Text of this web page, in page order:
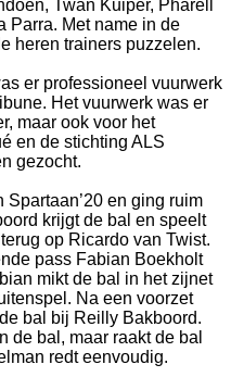
Twan Kuiper, Pharell
Parra. Met name in de
heren trainers puzzelen.
er professioneel vuurwerk
Het vuurwerk was er
maar ook voor het
en de stichting ALS
gezocht.
Spartaan’20 en ging ruim
krijgt de bal en speelt
op Ricardo van Twist.
pass Fabian Boekholt
mikt de bal in het zijnet
Na een voorzet
bal bij Reilly Bakboord.
de bal, maar raakt de bal
redt eenvoudig.